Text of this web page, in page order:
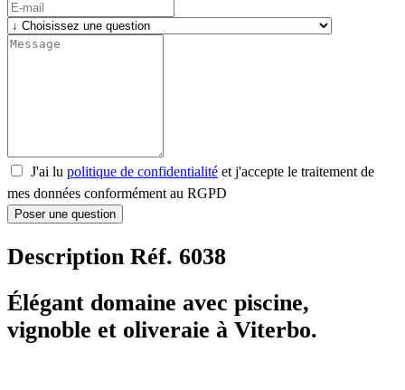
J'ai lu politique de confidentialité et j'accepte le traitement de
mes données conformément au RGPD
Poser une question
Description Réf. 6038
Élégant domaine avec piscine,
vignoble et oliveraie à Viterbo.